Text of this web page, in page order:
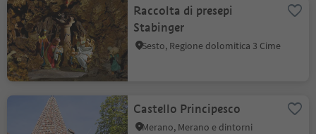
Raccolta di presepi
Stabinger
Sesto, Regione dolomitica 3 Cime
Castello Principesco
Merano, Merano e dintorni